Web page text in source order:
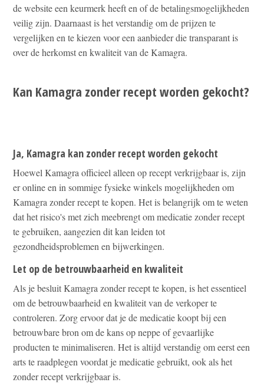
de website een keurmerk heeft en of de betalingsmogelijkheden
veilig zijn. Daarnaast is het verstandig om de prijzen te
vergelijken en te kiezen voor een aanbieder die transparant is
over de herkomst en kwaliteit van de Kamagra.
Kan Kamagra zonder recept worden gekocht?
Ja, Kamagra kan zonder recept worden gekocht
Hoewel Kamagra officieel alleen op recept verkrijgbaar is, zijn
er online en in sommige fysieke winkels mogelijkheden om
Kamagra zonder recept te kopen. Het is belangrijk om te weten
dat het risico's met zich meebrengt om medicatie zonder recept
te gebruiken, aangezien dit kan leiden tot
gezondheidsproblemen en bijwerkingen.
Let op de betrouwbaarheid en kwaliteit
Als je besluit Kamagra zonder recept te kopen, is het essentieel
om de betrouwbaarheid en kwaliteit van de verkoper te
controleren. Zorg ervoor dat je de medicatie koopt bij een
betrouwbare bron om de kans op neppe of gevaarlijke
producten te minimaliseren. Het is altijd verstandig om eerst een
arts te raadplegen voordat je medicatie gebruikt, ook als het
zonder recept verkrijgbaar is.